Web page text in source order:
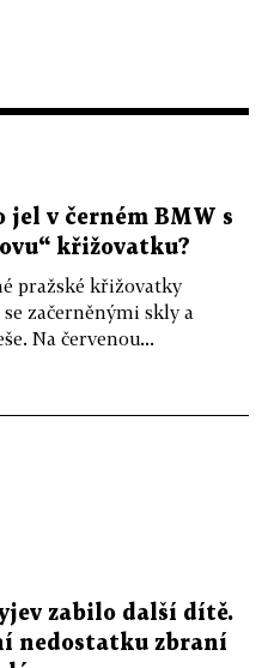
jel v černém BMW s
křižovatku?
pražské křižovatky
začerněnými skly a
Na červenou...
zabilo další dítě.
nedostatku zbraní